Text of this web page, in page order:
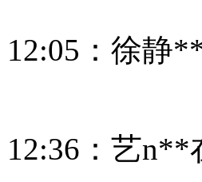
： 徐静
： 艺n**